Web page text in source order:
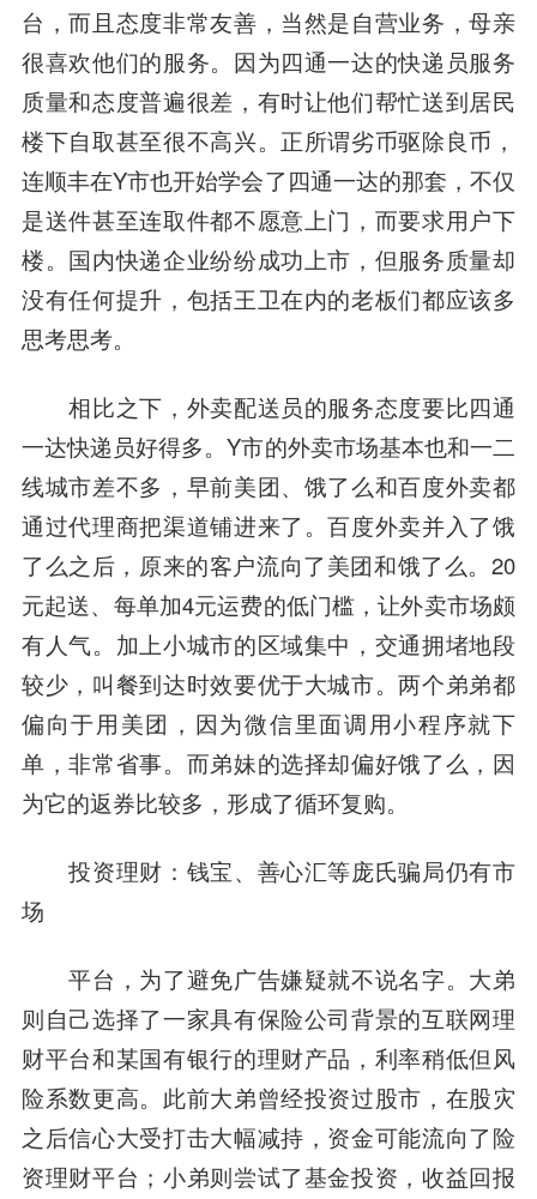
台，而且态度非常友善，当然是自营业务，母亲
很喜欢他们的服务。因为四通一达的快递员服务
质量和态度普遍很差，有时让他们帮忙送到居民
楼下自取甚至很不高兴。正所谓劣币驱除良币，
连顺丰在Y市也开始学会了四通一达的那套，不仅
是送件甚至连取件都不愿意上门，而要求用户下
楼。国内快递企业纷纷成功上市，但服务质量却
没有任何提升，包括王卫在内的老板们都应该多
思考思考。
相比之下，外卖配送员的服务态度要比四通
一达快递员好得多。Y市的外卖市场基本也和一二
线城市差不多，早前美团、饿了么和百度外卖都
通过代理商把渠道铺进来了。百度外卖并入了饿
了么之后，原来的客户流向了美团和饿了么。20
元起送、每单加4元运费的低门槛，让外卖市场颇
有人气。加上小城市的区域集中，交通拥堵地段
较少，叫餐到达时效要优于大城市。两个弟弟都
偏向于用美团，因为微信里面调用小程序就下
单，非常省事。而弟妹的选择却偏好饿了么，因
为它的返券比较多，形成了循环复购。
投资理财：钱宝、善心汇等庞氏骗局仍有市
场
平台，为了避免广告嫌疑就不说名字。大弟
则自己选择了一家具有保险公司背景的互联网理
财平台和某国有银行的理财产品，利率稍低但风
险系数更高。此前大弟曾经投资过股市，在股灾
之后信心大受打击大幅减持，资金可能流向了险
资理财平台；小弟则尝试了基金投资，收益回报